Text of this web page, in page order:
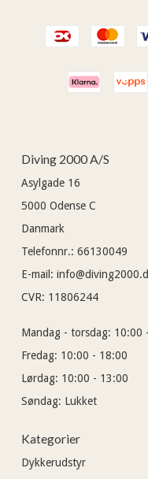
Diving 2000 A/S
Asylgade 16
5000 Odense C
Danmark
Telefonnr.: 66130049
E-mail :
CVR: 11806244
Mandag - torsdag: 10:00
Fredag: 10:00 - 18:00
Lørdag: 10:00 - 13:00
Søndag: Lukket
Kategorier
Dykkerudstyr